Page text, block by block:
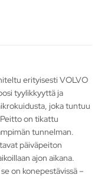
erityisesti VOLVO
tyylikkyyttä ja
joka tuntuu
on tikattu
tunnelman.
päiväpeiton
ajon aikana.
on konepestävissä –